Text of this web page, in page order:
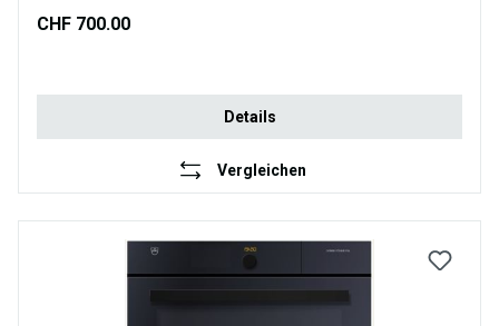
CHF 700.00
Details
Vergleichen